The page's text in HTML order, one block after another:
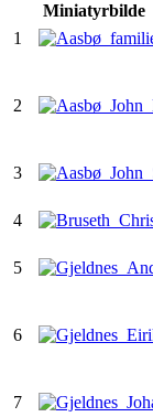
Miniatyrbilde
1
2
3
4
5
6
7